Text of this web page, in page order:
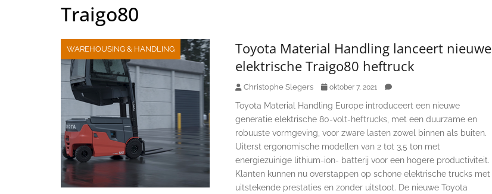
Traigo80
WAREHOUSING & HANDLING
Toyota Material Handling lanceert nieuwe
elektrische Traigo80 heftruck
Christophe Slegers oktober 7, 2021
Toyota Material Handling Europe introduceert een nieuwe
generatie elektrische 80-volt-heftrucks, met een duurzame en
robuuste vormgeving, voor zware lasten zowel binnen als buiten.
Uiterst ergonomische modellen van 2 tot 3,5 ton met
energiezuinige lithium-ion- batterij voor een hogere productiviteit.
Klanten kunnen nu overstappen op schone elektrische trucks met
uitstekende prestaties en zonder uitstoot. De nieuwe Toyota